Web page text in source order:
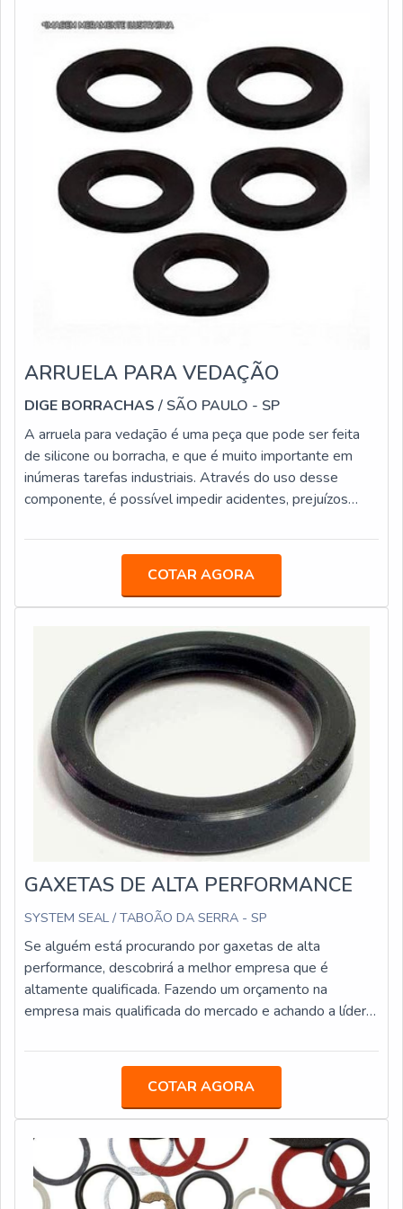
qualidade, a fim de oferecer todos os benefícios que es
ARRUELA PARA VEDAÇÃO
DIGE BORRACHAS / SÃO PAULO - SP
A arruela para vedação é uma peça que pode ser feita
de silicone ou borracha, e que é muito importante em
inúmeras tarefas industriais. Através do uso desse
componente, é possível impedir acidentes, prejuízos
equipamentos, como ainda impedir danos que, em várias
resolvidos.DESCUBRA OS BENEFÍCIOS DA ARRUELA
DE VEDAÇÃO A arruela de vedação possui diversas
vantagens quando é instalada em algum meio industrial.
COTAR AGORA
GAXETAS DE ALTA PERFORMANCE
SYSTEM SEAL / TABOÃO DA SERRA - SP
Se alguém está procurando por gaxetas de alta
performance, descobrirá a melhor empresa que é
altamente qualificada. Fazendo um orçamento na
empresa mais qualificada do mercado e achando a líder
performance, com a equipe da System Seal o cliente
encontrará ótima qualidade com produtos fabricados em
até 24 horas.MAIS INFORMAÇÕES SOBRE GAXETAS
DE ALTA PERFORMANCEA System Seal centraliza sua
estratégia em produzir uma estrutura com escritório de
alta qualidade onde são realizadas as atividades e amplo
catálogo de produtos disponíveis, tudo para garantir
COTAR AGORA